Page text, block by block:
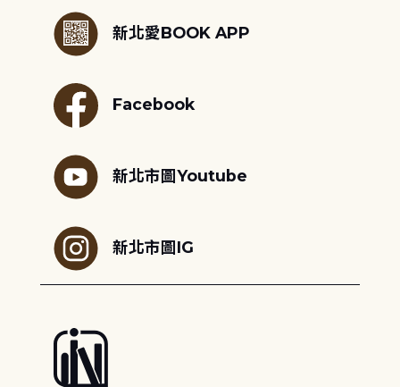
新北愛BOOK APP
Facebook
新北市圖Youtube
新北市圖IG